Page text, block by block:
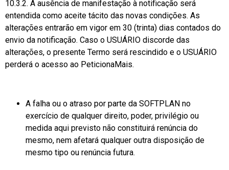
10.3.2. A ausência de manifestação à notificação será
entendida como aceite tácito das novas condições. As
alterações entrarão em vigor em 30 (trinta) dias contados do
envio da notificação. Caso o USUÁRIO discorde das
alterações, o presente Termo será rescindido e o USUÁRIO
perderá o acesso ao PeticionaMais.
A falha ou o atraso por parte da SOFTPLAN no
exercício de qualquer direito, poder, privilégio ou
medida aqui previsto não constituirá renúncia do
mesmo, nem afetará qualquer outra disposição de
mesmo tipo ou renúncia futura.